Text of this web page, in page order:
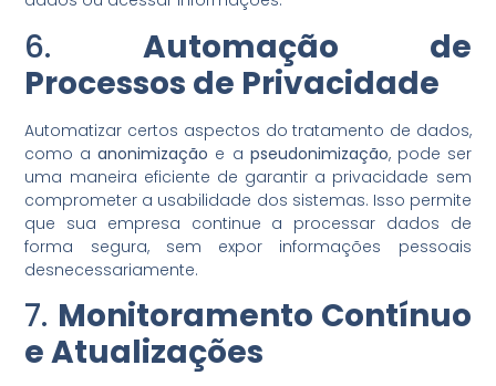
6. Automação de
Processos de Privacidade
Automatizar certos aspectos do tratamento de dados,
como aanonimização e a pseudonimização, pode ser
uma maneira eficiente de garantir a privacidade sem
comprometer a usabilidade dos sistemas. Isso permite
que sua empresa continue a processar dados de
forma segura, sem expor informações pessoais
desnecessariamente.
7. Monitoramento Contínuo
e Atualizações